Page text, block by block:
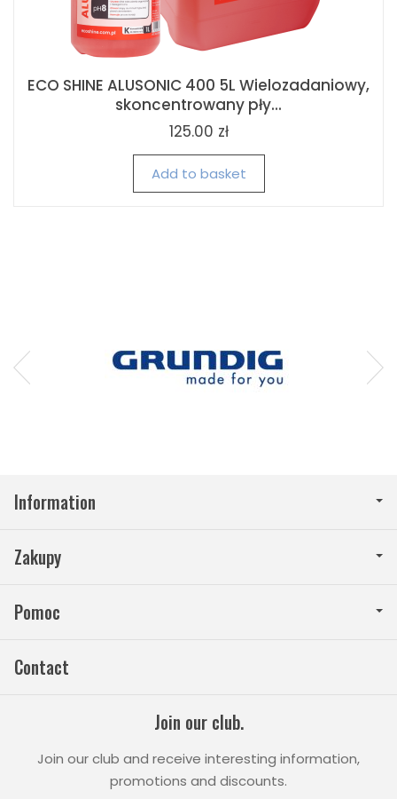
ECO SHINE ALUSONIC 400 5L Wielozadaniowy,
skoncentrowany pły...
125.00 zł
Add to basket
Information
Zakupy
Pomoc
Contact
Join our club.
Join our club and receive interesting information,
promotions and discounts.